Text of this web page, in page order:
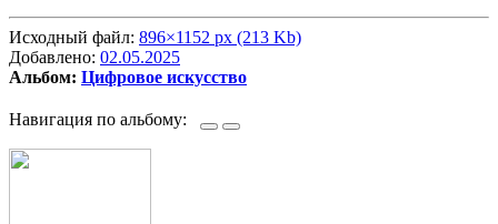
Исходный файл: 896×1152 px (213 Kb)
Добавлено: 02.05.2025
Альбом: Цифровое искусство
Навигация по альбому: